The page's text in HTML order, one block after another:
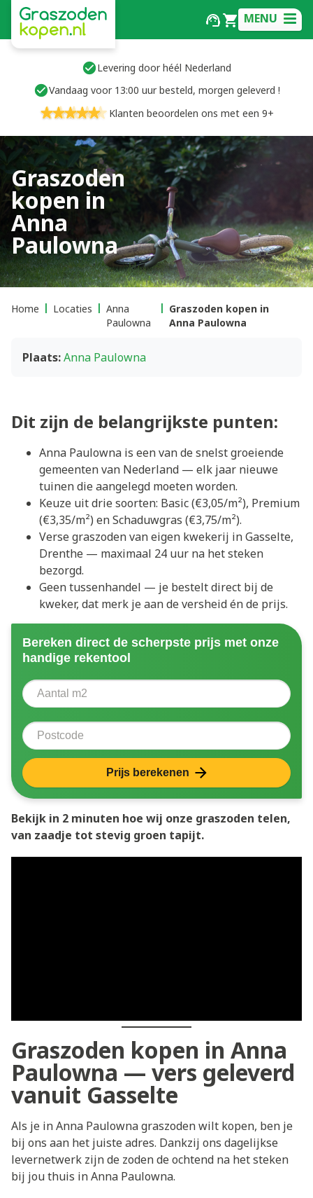
MENU
Levering door héél Nederland
Vandaag voor 13:00 uur besteld, morgen geleverd !
Klanten beoordelen ons met een 9+
Graszoden
kopen in
Anna
Paulowna
Home Locaties
Anna
Paulowna
Graszoden kopen in
Anna Paulowna
Plaats:Anna Paulowna
Dit zijn de belangrijkste punten:
Anna Paulowna is een van de snelst groeiende
gemeenten van Nederland — elk jaar nieuwe
tuinen die aangelegd moeten worden.
Keuze uit drie soorten: Basic (€3,05/m²), Premium
(€3,35/m²) en Schaduwgras (€3,75/m²).
Verse graszoden van eigen kwekerij in Gasselte,
Drenthe — maximaal 24 uur na het steken
bezorgd.
Geen tussenhandel — je bestelt direct bij de
kweker, dat merk je aan de versheid én de prijs.
Bereken direct de scherpste prijs met onze
handige rekentool
Aantal vierkante meter
Postcode
Prijs berekenen
Bekijk in 2 minuten hoe wij onze graszoden telen,
van zaadje tot stevig groen tapijt.
Graszoden kopen in Anna
Paulowna — vers geleverd
vanuit Gasselte
Als je in Anna Paulowna graszoden wilt kopen, ben je
bij ons aan het juiste adres. Dankzij ons dagelijkse
levernetwerk zijn de zoden de ochtend na het steken
bij jou thuis in Anna Paulowna.